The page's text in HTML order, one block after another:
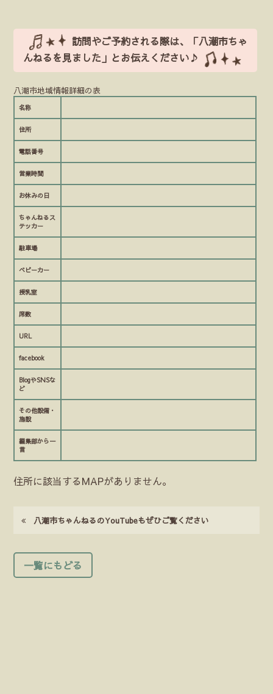
訪問やご予約される際は、「八潮市ちゃ
んねるを見ました」とお伝えください♪
八潮市地域情報詳細の表
名称
住所
電話番号
営業時間
お休みの日
ちゃんねるス
テッカー
駐車場
ベビーカー
授乳室
席数
URL
facebook
BlogやSNSな
ど
その他設備・
施設
編集部から一
言
住所に該当するMAPがありません。
八潮市ちゃんねるのYouTubeもぜひご覧ください
一覧にもどる